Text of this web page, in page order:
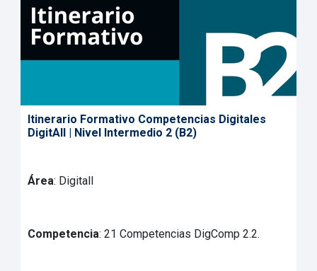
Itinerario Formativo Competencias Digitales
DigitAll | Nivel Intermedio 2 (B2)
Área: Digitall
Competencia: 21 Competencias DigComp 2.2.